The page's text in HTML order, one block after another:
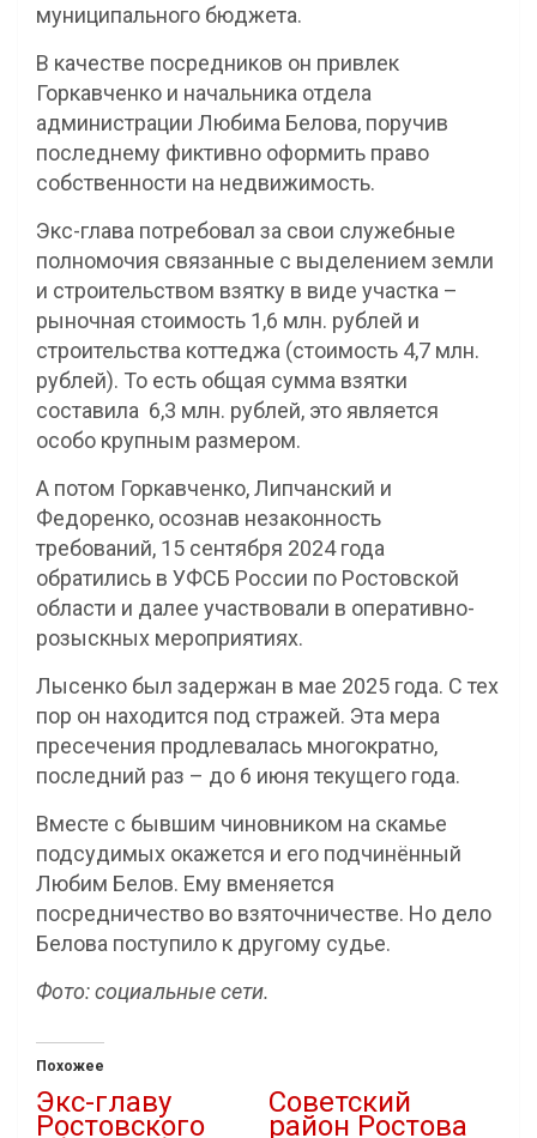
муниципального бюджета.
В качестве посредников он привлек
Горкавченко и начальника отдела
администрации Любима Белова, поручив
последнему фиктивно оформить право
собственности на недвижимость.
Экс-глава потребовал за свои служебные
полномочия связанные с выделением земли
и строительством взятку в виде участка –
рыночная стоимость 1,6 млн. рублей и
строительства коттеджа (стоимость 4,7 млн.
рублей). То есть общая сумма взятки
составила 6,3 млн. рублей, это является
особо крупным размером.
А потом Горкавченко, Липчанский и
Федоренко, осознав незаконность
требований, 15 сентября 2024 года
обратились в УФСБ России по Ростовской
области и далее участвовали в оперативно-
розыскных мероприятиях.
Лысенко был задержан в мае 2025 года. С тех
пор он находится под стражей. Эта мера
пресечения продлевалась многократно,
последний раз – до 6 июня текущего года.
Вместе с бывшим чиновником на скамье
подсудимых окажется и его подчинённый
Любим Белов. Ему вменяется
посредничество во взяточничестве. Но дело
Белова поступило к другому судье.
Фото: социальные сети.
Похожее
Экс-главу
Ростовского
Советский
район Ростова